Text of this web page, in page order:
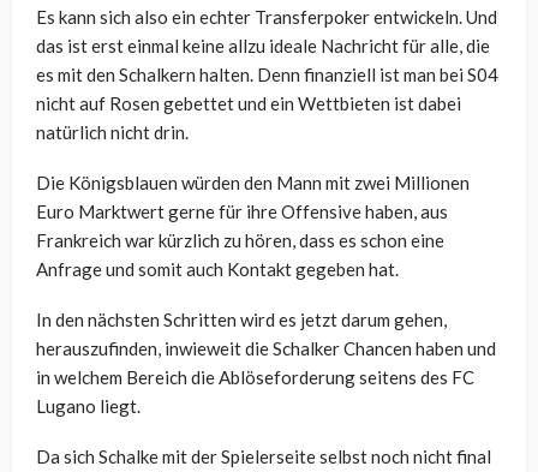
Es kann sich also ein echter Transferpoker entwickeln. Und
das ist erst einmal keine allzu ideale Nachricht für alle, die
es mit den Schalkern halten. Denn finanziell ist man bei S04
nicht auf Rosen gebettet und ein Wettbieten ist dabei
natürlich nicht drin.
Die Königsblauen würden den Mann mit zwei Millionen
Euro Marktwert gerne für ihre Offensive haben, aus
Frankreich war kürzlich zu hören, dass es schon eine
Anfrage und somit auch Kontakt gegeben hat.
In den nächsten Schritten wird es jetzt darum gehen,
herauszufinden, inwieweit die Schalker Chancen haben und
in welchem Bereich die Ablöseforderung seitens des FC
Lugano liegt.
Da sich Schalke mit der Spielerseite selbst noch nicht final